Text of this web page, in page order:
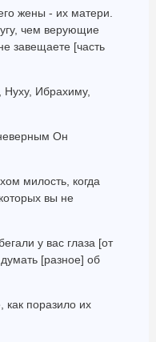
жены - их матери.
чем верующие
завещаете [часть
Ибрахиму,
Он
милость, когда
вы не
у вас глаза [от
[разное] об
поразило их